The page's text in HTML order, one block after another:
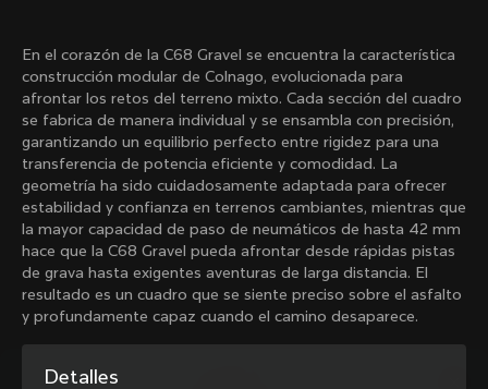
1984
1985
Cargar más
10 de 71
Detalles
En el corazón de la C68 Gravel se encuentra la característica
construcción modular de Colnago, evolucionada para
afrontar los retos del terreno mixto. Cada sección del cuadro
se fabrica de manera individual y se ensambla con precisión,
garantizando un equilibrio perfecto entre rigidez para una
transferencia de potencia eficiente y comodidad. La
geometría ha sido cuidadosamente adaptada para ofrecer
estabilidad y confianza en terrenos cambiantes, mientras que
la mayor capacidad de paso de neumáticos de hasta 42 mm
hace que la C68 Gravel pueda afrontar desde rápidas pistas
de grava hasta exigentes aventuras de larga distancia. El
resultado es un cuadro que se siente preciso sobre el asfalto
y profundamente capaz cuando el camino desaparece.